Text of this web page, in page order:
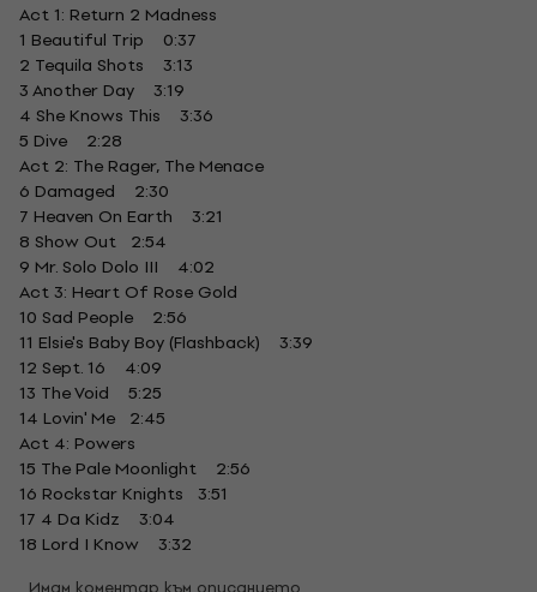
Act 1: Return 2 Madness
1 Beautiful Trip 0:37
2 Tequila Shots 3:13
3 Another Day 3:19
4 She Knows This 3:36
5 Dive 2:28
Act 2: The Rager, The Menace
6 Damaged 2:30
7 Heaven On Earth 3:21
8 Show Out 2:54
9 Mr. Solo Dolo III 4:02
Act 3: Heart Of Rose Gold
10 Sad People 2:56
11 Elsie's Baby Boy (Flashback) 3:39
12 Sept. 16 4:09
13 The Void 5:25
14 Lovin' Me 2:45
Act 4: Powers
15 The Pale Moonlight 2:56
16 Rockstar Knights 3:51
17 4 Da Kidz 3:04
18 Lord I Know 3:32